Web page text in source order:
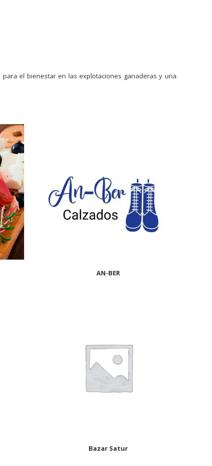
el bienestar en las explotaciones ganaderas y una
AN-BER
Bazar Satur